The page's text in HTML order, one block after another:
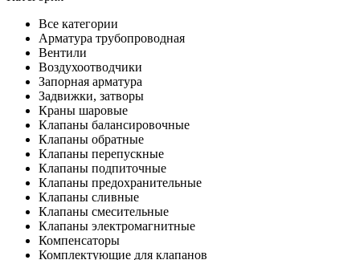
Все категории
Арматура трубопроводная
Вентили
Воздухоотводчики
Запорная арматура
Задвижки, затворы
Краны шаровые
Клапаны балансировочные
Клапаны обратные
Клапаны перепускные
Клапаны подпиточные
Клапаны предохранительные
Клапаны сливные
Клапаны смесительные
Клапаны электромагнитные
Компенсаторы
Комплектующие для клапанов